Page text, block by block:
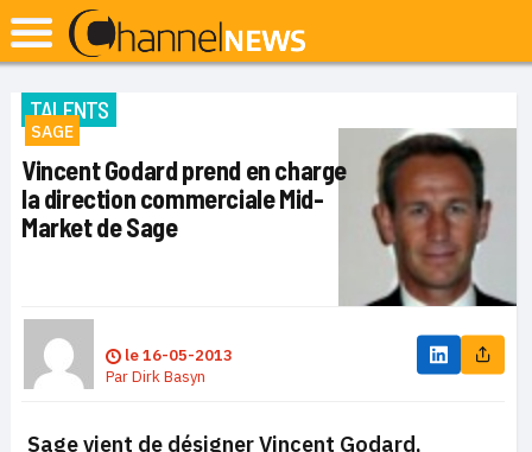
TALENTS
SAGE
Vincent Godard prend en charge
la direction commerciale Mid-
Market de Sage
le16-05-2013
ParDirk Basyn
Sage vient de désigner Vincent Godard,